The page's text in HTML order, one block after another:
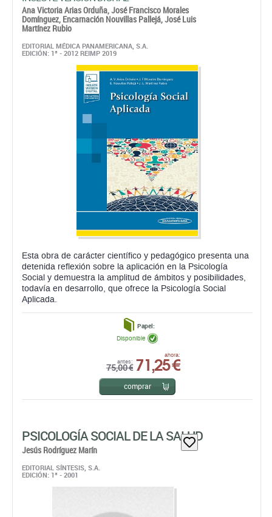
Ana Victoria Arias Orduña,José Francisco Morales
Domínguez, Encarnación Nouvillas Pallejá,José Luis
Martínez Rubio
EDITORIAL MÉDICA PANAMERICANA, S.A.
EDICIÓN: 1ª - 2012 REIMP 2019
Esta obra de carácter científico y pedagógico presenta una
detenida reflexión sobre la aplicación en la Psicología
Social y demuestra la amplitud de ámbitos y posibilidades,
todavía en desarrollo, que ofrece la Psicología Social
Aplicada.
Papel:
antes:
75,00 €
ahora:
71,25 €
Disponible
comprar
PSICOLOGÍA SOCIAL DE LA SALUD
Jesús Rodríguez Marín
EDITORIAL SÍNTESIS, S.A.
EDICIÓN: 1ª - 2001